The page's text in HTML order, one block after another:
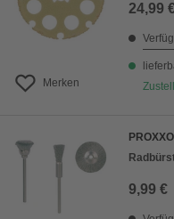
Merken
24,99
9,99 €